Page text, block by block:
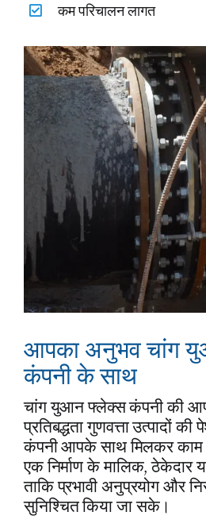
कम परिचालन लागत
आपका अनुभव चांग
कंपनी के साथ
चांग युआन फ्लेक्स कंपनी की
प्रतिबद्धता गुणवत्ता उत्पादों
कंपनी आपके साथ मिलकर काम
एक निर्माण के मालिक, ठेकेदार
ताकि प्रभावी अनुप्रयोग और
सुनिश्चित किया जा सके।